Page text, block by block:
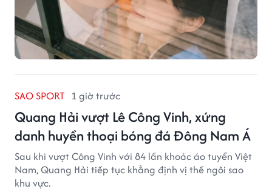
SAO SPORT 1 giờ trước
Quang Hải vượt Lê Công Vinh, xứng
danh huyền thoại bóng đá Đông Nam Á
Sau khi vượt Công Vinh với 84 lần khoác áo tuyển Việt
Nam, Quang Hải tiếp tục khẳng định vị thế ngôi sao
khu vực.